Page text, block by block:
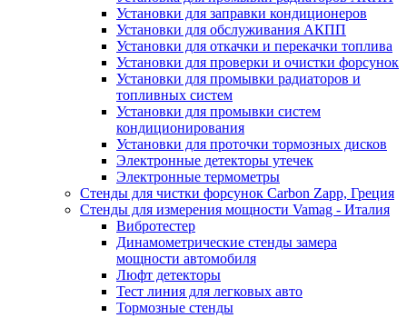
Установки для заправки кондиционеров
Установки для обслуживания АКПП
Установки для откачки и перекачки топлива
Установки для проверки и очистки форсунок
Установки для промывки радиаторов и
топливных систем
Установки для промывки систем
кондиционирования
Установки для проточки тормозных дисков
Электронные детекторы утечек
Электронные термометры
Стенды для чистки форсунок Carbon Zapp, Греция
Стенды для измерения мощности Vamag - Италия
Вибротестер
Динамометрические стенды замера
мощности автомобиля
Люфт детекторы
Тест линия для легковых авто
Тормозные стенды